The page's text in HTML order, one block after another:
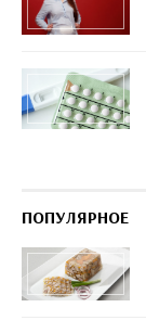
ПОПУЛЯРНОЕ